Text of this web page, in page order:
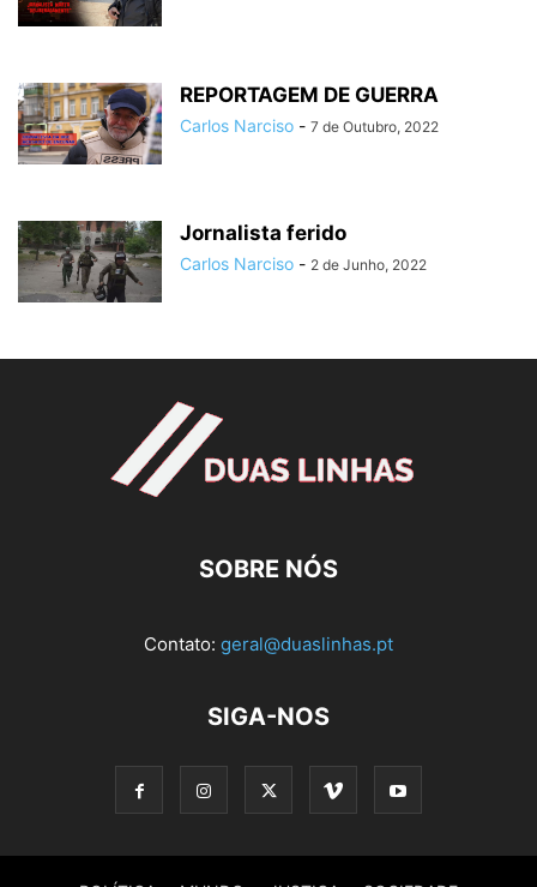
REPORTAGEM DE GUERRA
Carlos Narciso - 7 de Outubro, 2022
Jornalista ferido
Carlos Narciso - 2 de Junho, 2022
SOBRE NÓS
Contato: geral@duaslinhas.pt
SIGA-NOS